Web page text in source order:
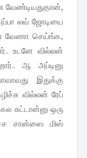
லவ் ஜோடியை
வேணா செய்ங்க,
உடனே வில்லன்
ஆ அப்டினு
இதுக்கு
வில்லன் ரேப்
சுட்டான்னு ஒரு
சான்ஸை மிஸ்